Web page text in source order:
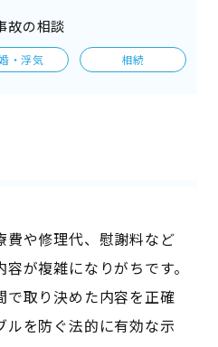
故の相談
・浮気 相続
費や修理代、慰謝料など
が複雑になりがちです。
で取り決めた内容を正確
ルを防ぐ法的に有効な示